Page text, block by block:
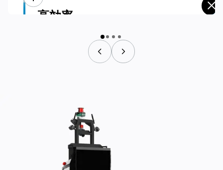
高効率
ファーストネーム
ビジネスEメール
24時間自律走行：
24時間連続稼動で、人の手を煩わせることなくシームレスな